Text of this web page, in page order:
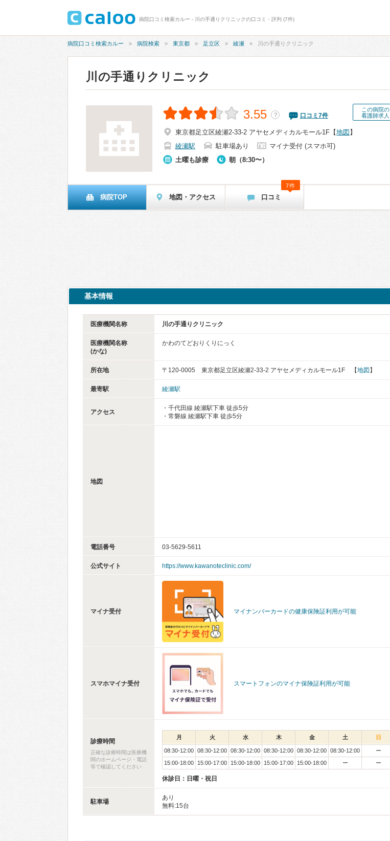
病院口コミ検索カルー - 川の手通りクリニックの口コミ・評判 (7件)
病院口コミ検索カルー 病院検索 東京都 足立区 綾瀬 川の手通りクリニック
川の手通りクリニック
この病院の
看護師求人
3.55 ？ 口コミ 7件
東京都足立区綾瀬2-33-2 アヤセメディカルモール1F 【地図 】
綾瀬駅
駐車場あり
マイナ受付 (スマホ可)
土曜も診療
朝（8:30〜）
病院TOP 地図・アクセス 口コミ
7件
基本情報
医療機関名称 川の手通りクリニック
医療機関名称
(かな)
かわのてどおりくりにっく
所在地 〒120-0005 東京都足立区綾瀬2-33-2 アヤセメディカルモール1F 【地図 】
最寄駅 綾瀬駅
アクセス
・千代田線 綾瀬駅下車 徒歩5分
・常磐線 綾瀬駅下車 徒歩5分
地図
電話番号 03-5629-5611
公式サイト https://www.kawanoteclinic.com/
マイナ受付 マイナンバーカードの健康保険証利用が可能
スマホマイナ受付 スマートフォンのマイナ保険証利用が可能
診療時間
正確な診療時間は医療機
関のホームページ・電話
等で確認してください
月 火 水 木 金 土 日
08:30-12:00 08:30-12:00 08:30-12:00 08:30-12:00 08:30-12:00 08:30-12:00 ー
15:00-18:00
15:00-17:00 15:00-18:00 15:00-17:00 15:00-18:00 ー ー
休診日：日曜・祝日
駐車場
あり
無料:15台